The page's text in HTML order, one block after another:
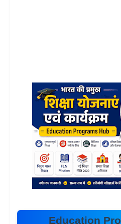
Education